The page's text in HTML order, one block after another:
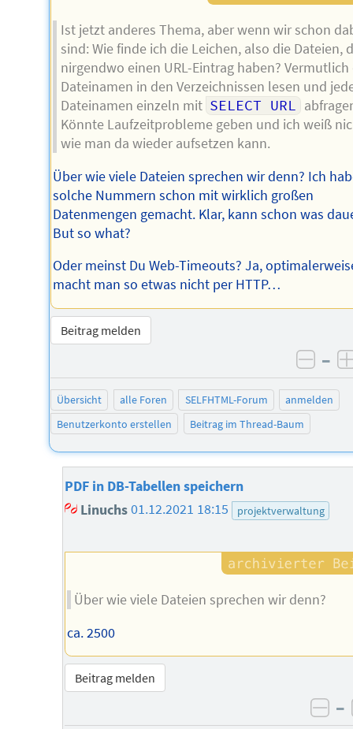
Ist jetzt anderes Thema, aber wenn wir schon
sind: Wie finde ich die Leichen, also die Dateien,
nirgendwo einen URL-Eintrag haben? Vermutlich
Dateinamen in den Verzeichnissen lesen und
Dateinamen einzeln mit SELECT URL
Könnte Laufzeitprobleme geben und ich weiß
wie man da wieder aufsetzen kann.
Über wie viele Dateien sprechen wir denn? Ich
solche Nummern schon mit wirklich großen
Datenmengen gemacht. Klar, kann schon was
But so what?
Oder meinst Du Web-Timeouts? Ja,
macht man so etwas nicht per HTTP…
Beitrag melden
–
Übersicht alle Foren SELFHTML-Forum
anmelden
Benutzerkonto erstellen
Beitrag im Thread-Baum
PDF in DB-Tabellen speichern
Linuchs01.12.2021 18:15 projektverwaltung
Über wie viele Dateien sprechen wir denn?
ca. 2500
Beitrag melden
–